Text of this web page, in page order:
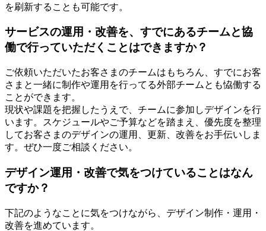
を刷新することも可能です。
サービスの運用・改善を、すでにあるチームと協
働で行っていただくことはできますか？
ご依頼いただいたお客さまのチームはもちろん、すでにお客
さまと一緒に制作や運用を行ってる外部チームとも恊働する
ことができます。
現状や課題を把握したうえで、チームに参加しデザインを行
います。スケジュールやご予算などを踏まえ、優先度を整理
してお客さまのデザインの運用、更新、改善をお手伝いしま
す。ぜひ一度ご相談ください。
デザイン運用・改善で気をつけていることはなん
ですか？
下記のようなことに気をつけながら、デザイン制作・運用・
改善を進めています。